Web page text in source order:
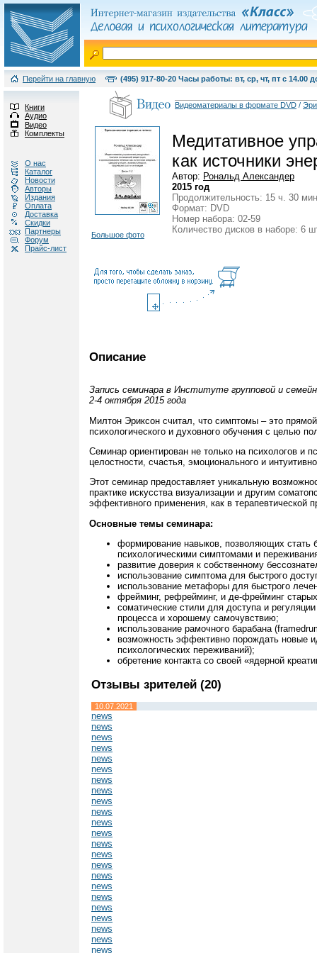
Перейти на главную (495) 917-80-20 Часы работы: вт, ср, чт, пт с 14.00
Книги
Аудио
Видео
Комплекты
О нас
Каталог
Новости
Авторы
Издания
Оплата
Доставка
Скидки
Партнеры
Форум
Прайс-лист
Видеоматериалы в формате DVD /
Большое фото
Медитативное
как источники
Автор: Рональд Александер
2015 год
Продолжительность: 15 ч. 30
Формат: DVD
Номер набора: 02-59
Количество дисков в наборе: 6
Описание
Запись семинара в Институте групповой и
2-4 октября 2015 года
Милтон Эриксон считал, что симптомы – это
психологического и духовного обучения с целью
Семинар ориентирован не только на психологов и
целостности, счастья, эмоционального и
Этот семинар предоставляет уникальную
практике искусства визуализации и другим
эффективного применения, как в терапевтической
Основные темы семинара:
формирование навыков, позволяющих стать
психологическими симптомами и
развитие доверия к собственному
использование симптома для быстрого
использование метафоры для быстрого
фрейминг, рефрейминг, и де-фрейминг
соматические стили для доступа и
процесса и хорошему самочувствию;
использование рамочного барабана
возможность эффективно порождать новые
психологических переживаний);
обретение контакта со своей «ядерной
Отзывы зрителей (20)
10.07.2021
news
news
news
news
news
news
news
news
news
news
news
news
news
news
news
news
news
news
news
news
news
news
news